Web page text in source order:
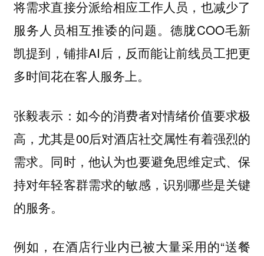
将需求直接分派给相应工作人员，也减少了
服务人员相互推诿的问题。德胧COO毛新
凯提到，铺排AI后，反而能让前线员工把更
多时间花在客人服务上。
张毅表示：如今的消费者对情绪价值要求极
高，尤其是00后对酒店社交属性有着强烈的
需求。同时，他认为也要避免思维定式、保
持对年轻客群需求的敏感，识别哪些是关键
的服务。
例如，在酒店行业内已被大量采用的“送餐